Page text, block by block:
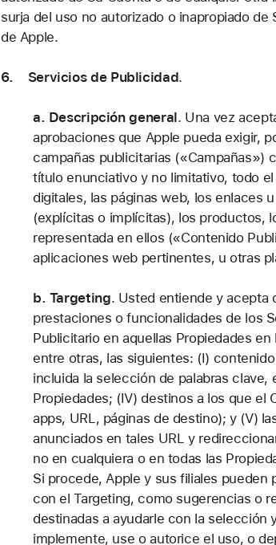
surja del uso no autorizado o inapropiado
de Apple.
6. Servicios de Publicidad.
a. Descripción general. Una vez
aprobaciones que Apple pueda exigir,
campañas publicitarias («Campañas»)
título enunciativo y no limitativo, todo
digitales, las páginas web, los enlaces
(explícitas o implícitas), los productos,
representada en ellos («Contenido
aplicaciones web pertinentes, u otras
b. Targeting. Usted entiende y acepta
prestaciones o funcionalidades de los
Publicitario en aquellas Propiedades
entre otras, las siguientes: (I)
incluida la selección de palabras
Propiedades; (IV) destinos a los que el
apps, URL, páginas de destino); y (V)
anunciados en tales URL y
no en cualquiera o en todas las
Si procede, Apple y sus filiales pueden
con el Targeting, como sugerencias o
destinadas a ayudarle con la
implemente, use o autorice el uso, o